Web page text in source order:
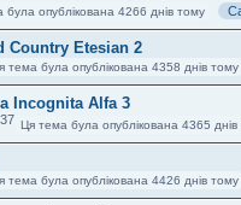
була опублікована 4266 днів тому
Country Etesian 2
тема була опублікована 4358 днів тому
Incognita Alfa 3
Ця тема була опублікована 4365 днів
тема була опублікована 4426 днів тому